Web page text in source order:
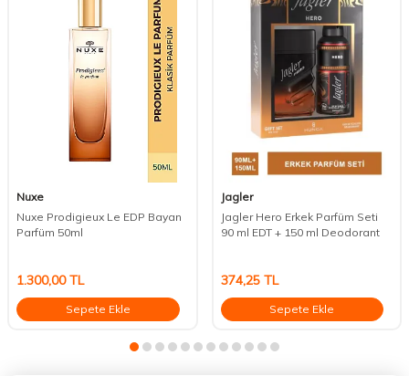
Nuxe
Nuxe Prodigieux Le EDP Bayan
Parfüm 50ml
1.300,00TL
Sepete Ekle
Jagler
Jagler Hero Erkek Parfüm Seti
90 ml EDT + 150 ml Deodorant
374,25TL
Sepete Ekle